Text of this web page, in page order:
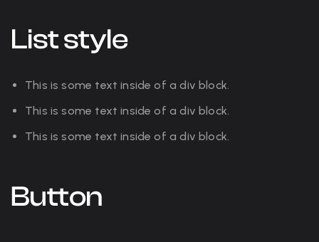
List style
This is some text inside of a div block.
This is some text inside of a div block.
This is some text inside of a div block.
Button